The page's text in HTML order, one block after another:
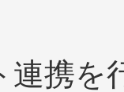
連携を